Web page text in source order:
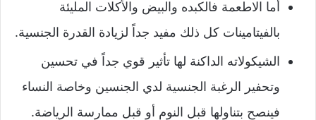
أما الاطعمة فالكبده والبيض والأكلات المليئة
بالفيتامينات كل ذلك مفيد جداً لزيادة القدرة الجنسية.
الشيكولاته الداكنة لها تأثير قوي جداً في تحسين
وتحفير الرغبة الجنسية لدي الجنسين وخاصة النساء
فينصح بتناولها قبل النوم أو قبل ممارسة الرياضة.